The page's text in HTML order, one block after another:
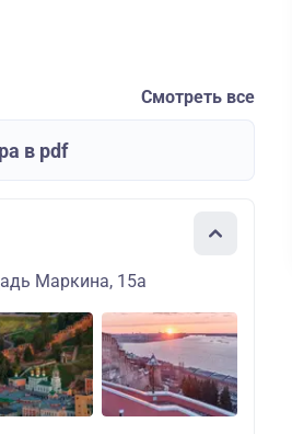
Смотреть все
в pdf
Маркина, 15а